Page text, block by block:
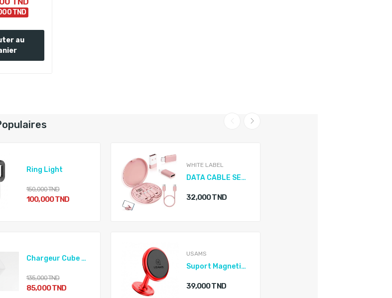
TND
au
Ring Light
150,000 TND
100,000 TND
Chargeur Cube GaN Avec Câble 33W
135,000 TND
85,000 TND
WHITE LABEL
DATA CABLE SET 60w
32,000 TND
USAMS
Suport Magnetic USAMS Auto universal Center...
39,000 TND